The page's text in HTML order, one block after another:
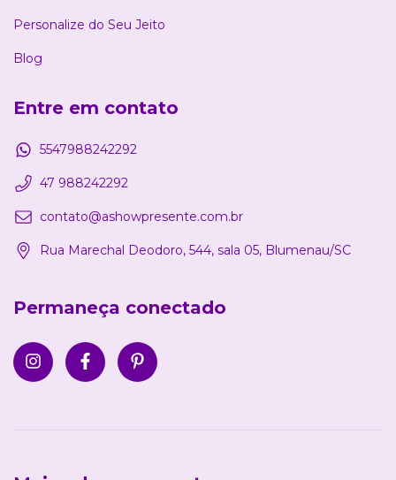
Personalize do Seu Jeito
Blog
Entre em contato
5547988242292
47 988242292
contato@ashowpresente.com.br
Rua Marechal Deodoro, 544, sala 05, Blumenau/SC
Permaneça conectado